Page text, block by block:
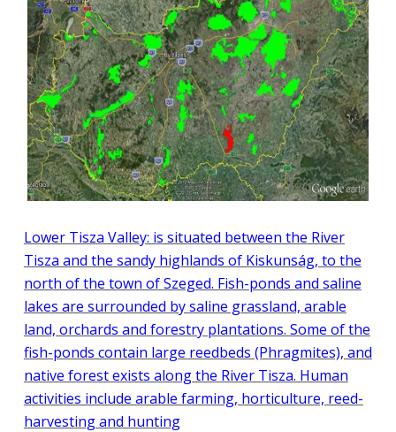
Lower Tisza Valley: is situated between the River
Tisza and the sandy highlands of Kiskunság, to the
north of the town of Szeged. Fish-ponds and saline
lakes are surrounded by saline grassland, arable
land, orchards and forestry plantations. Some of the
fish-ponds contain large reedbeds (Phragmites), and
native forest exists along the River Tisza. Human
activities include arable farming, horticulture, reed-
harvesting and hunting